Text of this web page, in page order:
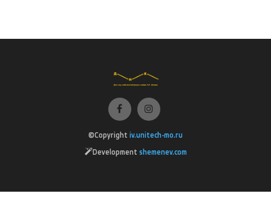
©Copyright iv.unitech-mo.ru
Development shemenev.com